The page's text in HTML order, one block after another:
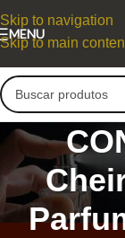
Skip to navigation
Skip to main
MENU